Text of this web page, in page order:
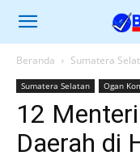
Beranda Sumatera
Sumatera Selatan Ogan
12
Daerah di